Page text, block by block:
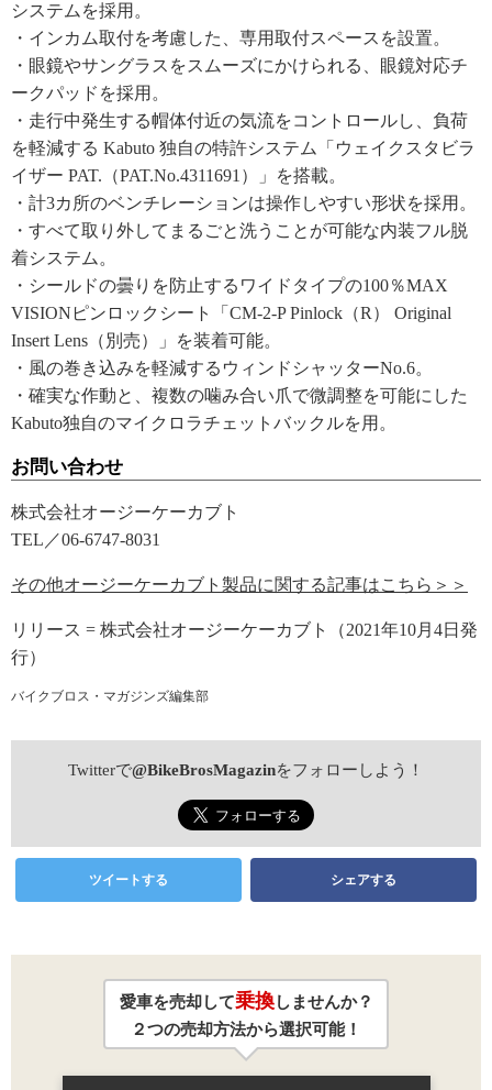
システムを採用。
・インカム取付を考慮した、専用取付スペースを設置。
・眼鏡やサングラスをスムーズにかけられる、眼鏡対応チ
ークパッドを採用。
・走行中発生する帽体付近の気流をコントロールし、負荷
を軽減する Kabuto 独自の特許システム「ウェイクスタビラ
イザー PAT.（PAT.No.4311691）」を搭載。
・計3カ所のベンチレーションは操作しやすい形状を採用。
・すべて取り外してまるごと洗うことが可能な内装フル脱
着システム。
・シールドの曇りを防止するワイドタイプの100％MAX
VISIONピンロックシート「CM-2-P Pinlock（R） Original
Insert Lens（別売）」を装着可能。
・風の巻き込みを軽減するウィンドシャッターNo.6。
・確実な作動と、複数の噛み合い爪で微調整を可能にした
Kabuto独自のマイクロラチェットバックルを用。
お問い合わせ
株式会社オージーケーカブト
TEL／06-6747-8031
その他オージーケーカブト製品に関する記事はこちら＞＞
リリース = 株式会社オージーケーカブト（2021年10月4日発
行）
バイクブロス・マガジンズ編集部
Twitterで@BikeBrosMagazinをフォローしよう！
ツイートする シェアする
愛車を売却して乗換しませんか？
２つの売却方法から選択可能！